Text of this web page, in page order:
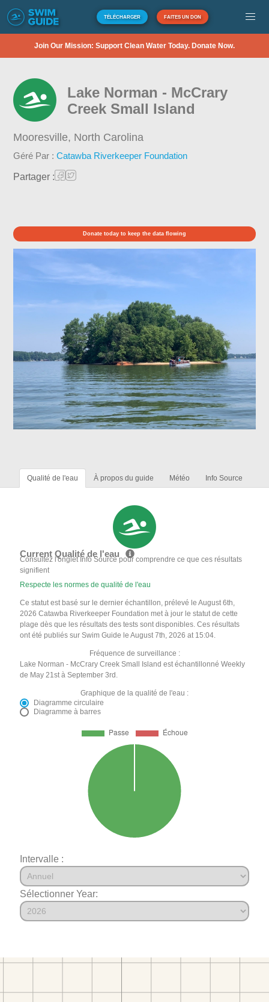
TÉLÉCHARGER FAITES UN DON
Join Our Mission: Support Clean Water Today. Donate Now.
Lake Norman - McCrary
Creek Small Island
Mooresville, North Carolina
Géré Par :Catawba Riverkeeper Foundation
Partager :
Donate today to keep the data flowing
Qualité de l'eau À propos du guide Météo Info Source
Current Qualité de l'eau
Consultez l'onglet Info Source pour comprendre ce que ces résultats
signifient
Respecte les normes de qualité de l'eau
Ce statut est basé sur le dernier échantillon, prélevé le August 6th,
2026 Catawba Riverkeeper Foundation met à jour le statut de cette
plage dès que les résultats des tests sont disponibles. Ces résultats
ont été publiés sur Swim Guide le August 7th, 2026 at 15:04.
Fréquence de surveillance :
Lake Norman - McCrary Creek Small Island est échantillonné Weekly
de May 21st à September 3rd.
Graphique de la qualité de l'eau :
Diagramme circulaire
Diagramme à barres
Intervalle :
Sélectionner Year: